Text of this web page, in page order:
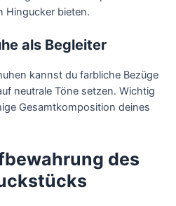
Hingucker bieten.
als Begleiter
kannst du farbliche Bezüge
neutrale Töne setzen. Wichtig
Gesamtkomposition deines
des